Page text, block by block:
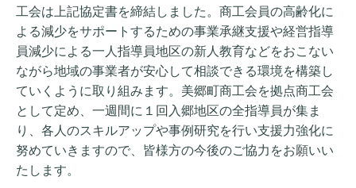
工会は上記協定書を締結しました。商工会員の高齢化に
よる減少をサポートするための事業承継支援や経営指導
員減少による一人指導員地区の新人教育などをおこない
ながら地域の事業者が安心して相談できる環境を構築し
ていくように取り組みます。美郷町商工会を拠点商工会
として定め、一週間に１回入郷地区の全指導員が集ま
り、各人のスキルアップや事例研究を行い支援力強化に
努めていきますので、皆様方の今後のご協力をお願いい
たします。